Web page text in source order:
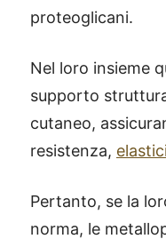
proteoglicani.
Nel loro insieme
supporto
cutaneo,
resistenza,
Pertanto, se la
norma, le